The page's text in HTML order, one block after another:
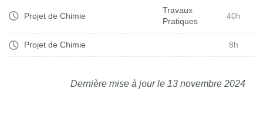
Projet de Chimie
Travaux
Pratiques
40h
Projet de Chimie 8h
Dernière mise à jour le 13 novembre 2024